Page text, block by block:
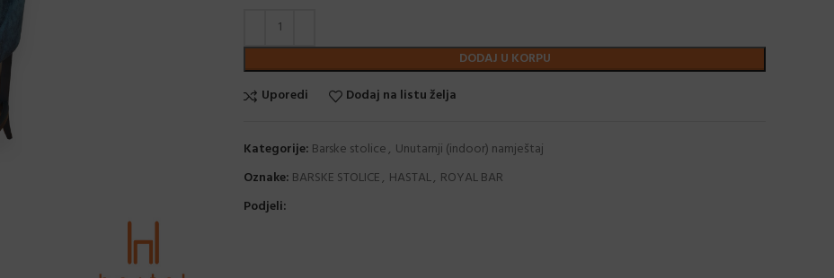
Stolovi
Svečane stolice
DODAJ U KORPU
Uporedi
Dodaj na listu želja
Kategorije: Barske stolice, Unutarnji (indoor) namještaj
Oznake: BARSKE STOLICE, HASTAL, ROYAL BAR
Podjeli: